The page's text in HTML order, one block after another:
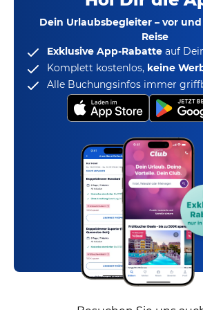
Dein Urlaubsbegleiter – vor
Reise
Exklusive App-Rabatte auf
Komplett kostenlos, keine
Alle Buchungsinfos immer